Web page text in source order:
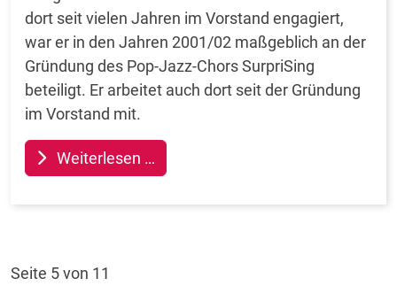
dort seit vielen Jahren im Vorstand engagiert,
war er in den Jahren 2001/02 maßgeblich an der
Gründung des Pop-Jazz-Chors SurpriSing
beteiligt. Er arbeitet auch dort seit der Gründung
im Vorstand mit.
Weiterlesen …
Seite 5 von 11